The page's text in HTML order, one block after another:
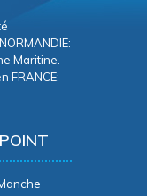
Maritine.
FRANCE: